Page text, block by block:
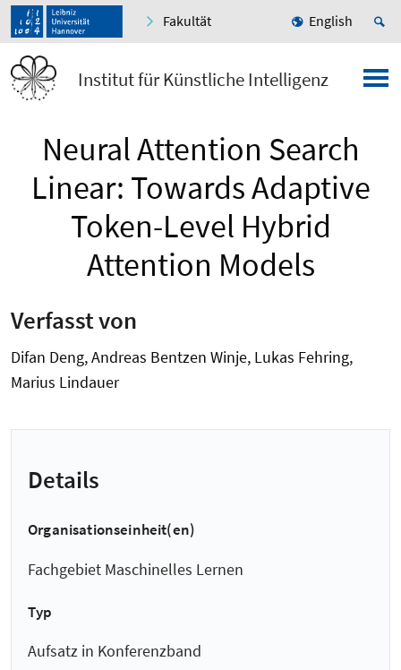
Fakultät English
Institut für Künstliche Intelligenz
Neural Attention Search
Linear: Towards Adaptive
Token-Level Hybrid
Attention Models
Verfasst von
Difan Deng, Andreas Bentzen Winje, Lukas Fehring,
Marius Lindauer
Details
Organisationseinheit(en)
Fachgebiet Maschinelles Lernen
Typ
Aufsatz in Konferenzband